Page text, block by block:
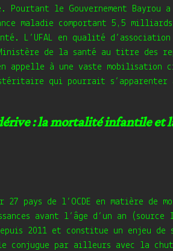
le Gouvernement Bayrou a
maladie comportant 5,5
L’UFAL en qualité
de la santé au titre des
appelle à une vaste mobilisation
qui pourrait s’apparenter
: la mortalité infantile et
27 pays de l’OCDE en matière de
avant l’âge d’un an (source
2011 et constitue un enjeu de
conjugue par ailleurs avec la